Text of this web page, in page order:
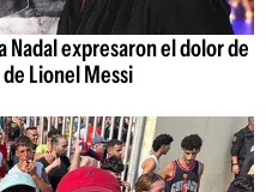
Nadal expresaron el dolor de
Lionel Messi